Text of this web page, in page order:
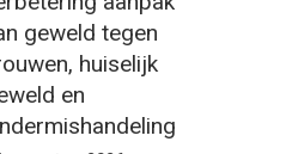
geweld tegen
huiselijk
en